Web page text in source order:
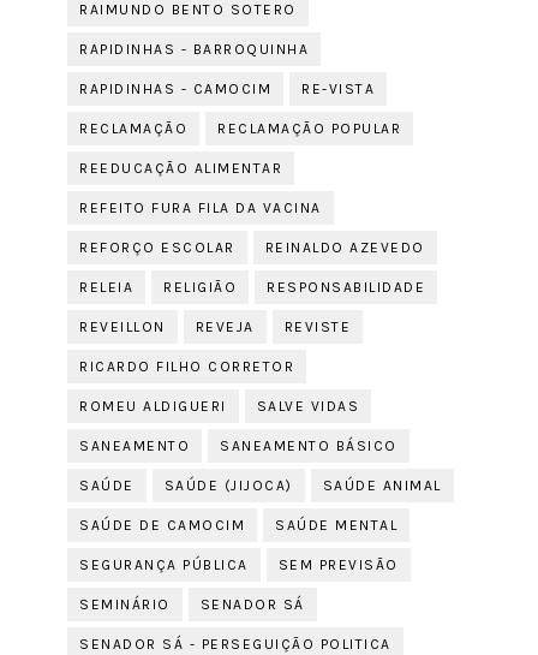
RAIMUNDO BENTO SOTERO
RAPIDINHAS - BARROQUINHA
RAPIDINHAS - CAMOCIM RE-VISTA
RECLAMAÇÃO RECLAMAÇÃO POPULAR
REEDUCAÇÃO ALIMENTAR
REFEITO FURA FILA DA VACINA
REFORÇO ESCOLAR REINALDO AZEVEDO
RELEIA RELIGIÃO RESPONSABILIDADE
REVEILLON REVEJA REVISTE
RICARDO FILHO CORRETOR
ROMEU ALDIGUERI SALVE VIDAS
SANEAMENTO SANEAMENTO BÁSICO
SAÚDE SAÚDE (JIJOCA) SAÚDE ANIMAL
SAÚDE DE CAMOCIM SAÚDE MENTAL
SEGURANÇA PÚBLICA SEM PREVISÃO
SEMINÁRIO SENADOR SÁ
SENADOR SÁ - PERSEGUIÇÃO POLITICA